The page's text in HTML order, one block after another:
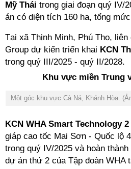
Mỹ Thái trong giai đoạn quý IV/
án có diện tích 160 ha, tổng
Tại xã Thịnh Minh, Phú Thọ,
Group dự kiến triển khai KCN
trong quý III/2025 - quý II/2028.
Khu vực miền Trung
Một góc khu vực Cà Ná, Khánh Hòa.
KCN WHA Smart Technology
giáp cao tốc Mai Sơn - Quốc lộ
trong quý IV/2025 và hoàn
dự án thứ 2 của Tập đoàn WHA